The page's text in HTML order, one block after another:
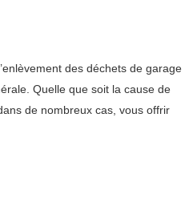
des déchets de garage
Quelle que soit la cause de
de nombreux cas, vous offrir